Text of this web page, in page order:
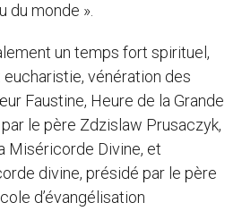
du monde ».
un temps fort spirituel,
eucharistie, vénération des
Faustine, Heure de la Grande
le père Zdzislaw Prusaczyk,
Miséricorde Divine, et
divine, présidé par le père
d’évangélisation